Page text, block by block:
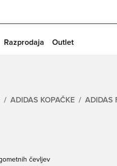
Razprodaja Outlet
ADIDAS KOPAČKE ADIDAS
čevljev